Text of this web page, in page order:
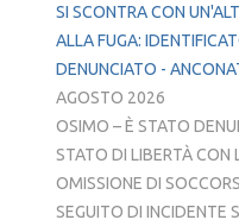
SI SCONTRA CON
ALLA FUGA:
DENUNCIATO -
AGOSTO 2026
OSIMO – È STATO
STATO DI LIBERTÀ CON
OMISSIONE DI
SEGUITO DI INCIDENTE